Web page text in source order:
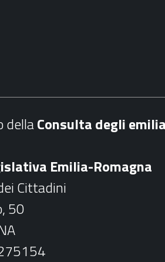
dellaConsulta degli
Emilia-Romagna
Cittadini
50